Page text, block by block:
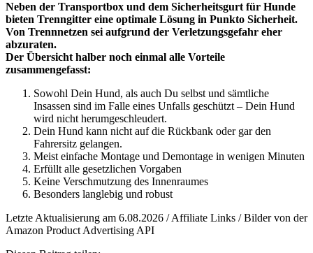
Neben der Transportbox und dem Sicherheitsgurt für Hunde
bieten Trenngitter eine optimale Lösung in Punkto Sicherheit.
Von Trennnetzen sei aufgrund der Verletzungsgefahr eher
abzuraten.
Der Übersicht halber noch einmal alle Vorteile
zusammengefasst:
Sowohl Dein Hund, als auch Du selbst und sämtliche
Insassen sind im Falle eines Unfalls geschützt – Dein Hund
wird nicht herumgeschleudert.
Dein Hund kann nicht auf die Rückbank oder gar den
Fahrersitz gelangen.
Meist einfache Montage und Demontage in wenigen Minuten
Erfüllt alle gesetzlichen Vorgaben
Keine Verschmutzung des Innenraumes
Besonders langlebig und robust
Letzte Aktualisierung am 6.08.2026 / Affiliate Links / Bilder von der
Amazon Product Advertising API